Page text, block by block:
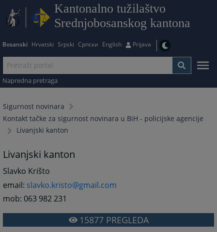
Kantonalno tužilaštvo
Srednjobosanskog kantona
Bosanski Hrvatski Srpski Српски English Prijava
Napredna pretraga
Sigurnost novinara
Kontakt tačke za sigurnost novinara u BiH - policijske agencije
Livanjski kanton
Livanjski kanton
Slavko Krišto
email: slavko.kristo@gmail.com
mob: 063 982 231
15877PREGLEDA